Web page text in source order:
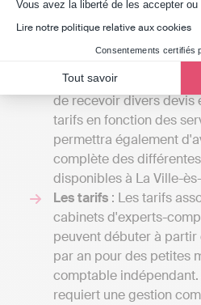
Vous avez la liberté de les accepter ou
Lire notre politique relative aux cookies
Consentements certifiés
Tout savoir
gamme des services
comptable est étendue,
volume de tâches qu'il
compte. En engageant
plusieurs spécialistes,
de recevoir divers devis
tarifs en fonction des
permettra également
complète des
disponibles à La Ville-
Les tarifs : Les tarifs
cabinets d'experts-
peuvent débuter à
par an pour des petites
comptable
requiert une gestion